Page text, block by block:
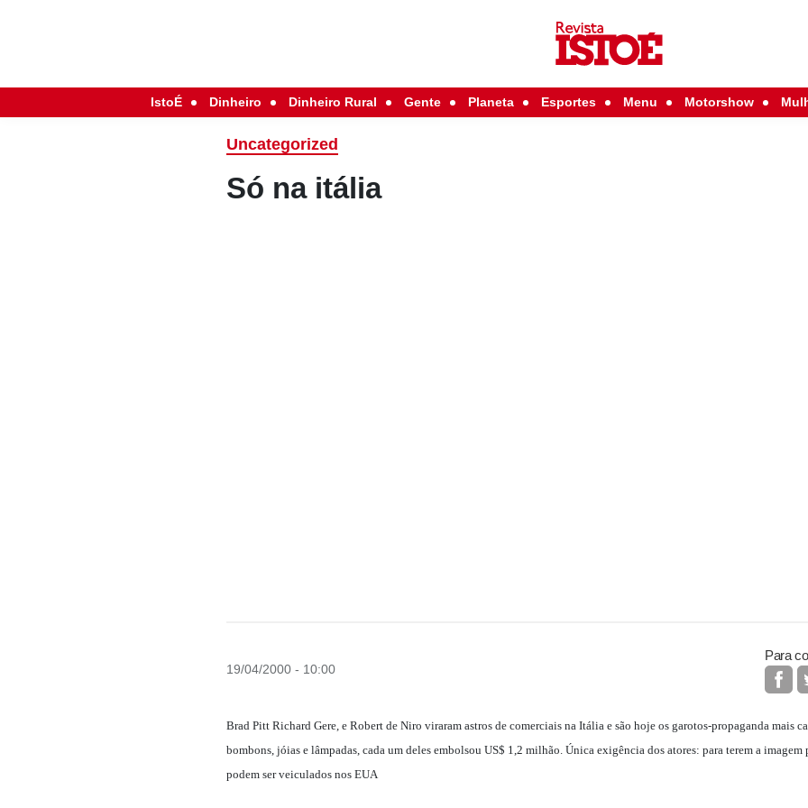
IstoÉ Dinheiro Dinheiro Rural Gente Planeta Esportes Menu Motorshow
Uncategorized
Só na itália
19/04/2000 - 10:00
Para
Brad Pitt Richard Gere, e Robert de Niro viraram astros de comerciais na Itália e são hoje os garotos-propaganda mais
bombons, jóias e lâmpadas, cada um deles embolsou US$ 1,2 milhão. Única exigência dos atores: para terem a imagem
podem ser veiculados nos EUA